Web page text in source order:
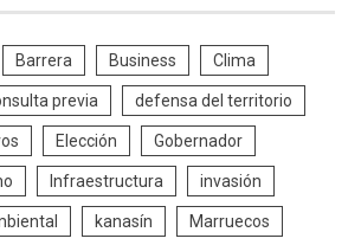
Barrera Business Clima
previa defensa del territorio
Elección Gobernador
Infraestructura invasión
kanasín Marruecos